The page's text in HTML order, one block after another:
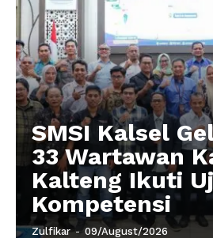
SMSI Kalsel
33 Wartawan
Kalteng Ikuti
Kompetensi
Zulfikar - 09/August/2026